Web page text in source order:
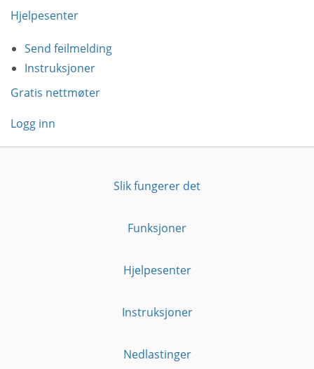
Hjelpesenter
Send feilmelding
Instruksjoner
Gratis nettmøter
Logg inn
Slik fungerer det
Funksjoner
Hjelpesenter
Instruksjoner
Nedlastinger